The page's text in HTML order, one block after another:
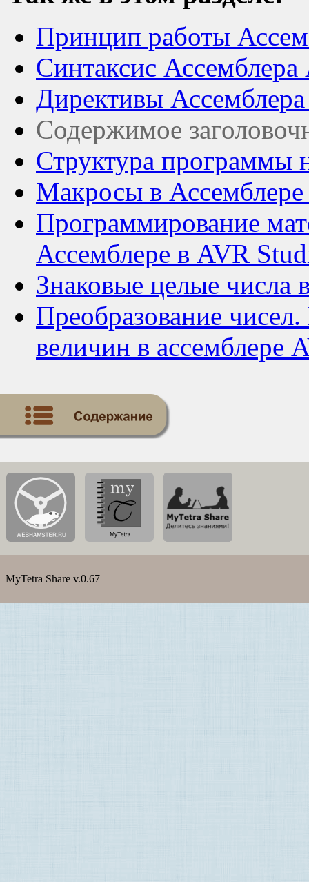
Принцип работы
Синтаксис
Директивы
Содержимое
Структура программы
Макросы в
Программирование
Ассемблере в AVR
Знаковые целые числа
Преобразование
величин в ассемблере
MyTetra Share v.0.67